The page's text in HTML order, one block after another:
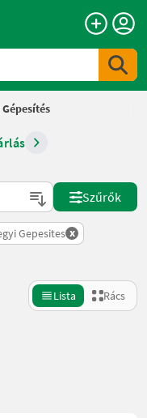
Gépesítés
Szűrők
Gepesites x
Lista Rács